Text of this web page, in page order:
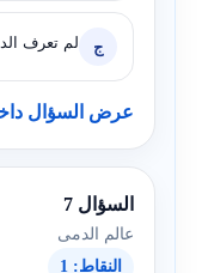
ج لم تعرف
عرض السؤال
السؤال 7
عالم الدمى
النقاط: 1